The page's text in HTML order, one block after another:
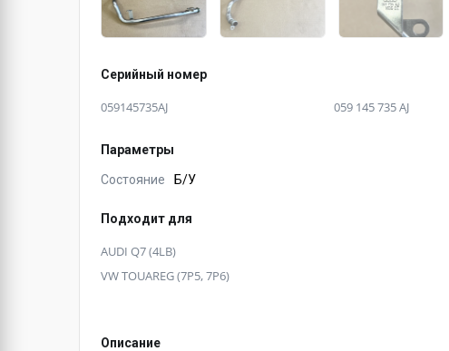
Серийный номер
059145735AJ 059 145 735 AJ
Параметры
Состояние Б/У
Подходит для
AUDI Q7 (4LB)
VW TOUAREG (7P5, 7P6)
Описание